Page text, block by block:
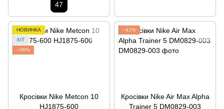
47
НОВИНКА
ХІТ
−36%
Кросівки Nike Metcon 10
HJ1875-600
−41%
Кросівки Nike Air Max Alpha
Trainer 5 DM0829-003